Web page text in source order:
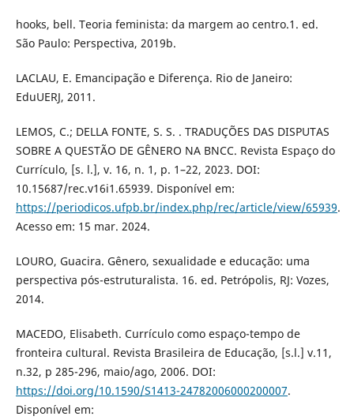
hooks, bell. Teoria feminista: da margem ao centro.1. ed.
São Paulo: Perspectiva, 2019b.
LACLAU, E. Emancipação e Diferença. Rio de Janeiro:
EduUERJ, 2011.
LEMOS, C.; DELLA FONTE, S. S. . TRADUÇÕES DAS DISPUTAS
SOBRE A QUESTÃO DE GÊNERO NA BNCC. Revista Espaço do
Currículo, [s. l.], v. 16, n. 1, p. 1–22, 2023. DOI:
10.15687/rec.v16i1.65939. Disponível em:
https://periodicos.ufpb.br/index.php/rec/article/view/65939.
Acesso em: 15 mar. 2024.
LOURO, Guacira. Gênero, sexualidade e educação: uma
perspectiva pós-estruturalista. 16. ed. Petrópolis, RJ: Vozes,
2014.
MACEDO, Elisabeth. Currículo como espaço-tempo de
fronteira cultural. Revista Brasileira de Educação, [s.l.] v.11,
n.32, p 285-296, maio/ago, 2006. DOI:
https://doi.org/10.1590/S1413-24782006000200007.
Disponível em: